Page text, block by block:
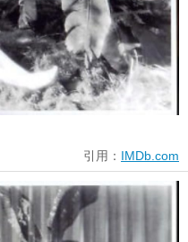
引用： IMDb.com